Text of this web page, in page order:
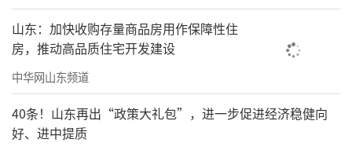
山东：加快收购存量商品房用作保障性住
房，推动高品质住宅开发建设
中华网山东频道
40条！山东再出“政策大礼包”，进一步促进经济稳健向
好、进中提质